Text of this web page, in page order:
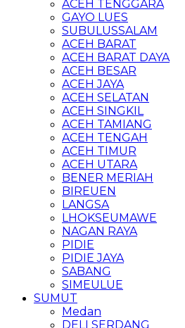
ACEH TENGGARA
GAYO LUES
SUBULUSSALAM
ACEH BARAT
ACEH BARAT DAYA
ACEH BESAR
ACEH JAYA
ACEH SELATAN
ACEH SINGKIL
ACEH TAMIANG
ACEH TENGAH
ACEH TIMUR
ACEH UTARA
BENER MERIAH
BIREUEN
LANGSA
LHOKSEUMAWE
NAGAN RAYA
PIDIE
PIDIE JAYA
SABANG
SIMEULUE
SUMUT
Medan
DELI SERDANG